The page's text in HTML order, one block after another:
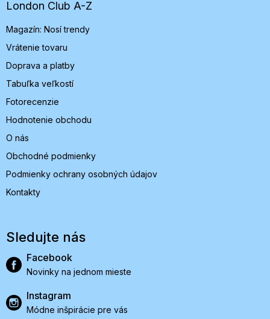
e
London Club A-Z
Magazín: Nosí trendy
Vrátenie tovaru
Doprava a platby
Tabuľka veľkostí
Fotorecenzie
Hodnotenie obchodu
O nás
Obchodné podmienky
Podmienky ochrany osobných údajov
Kontakty
Sledujte nás
Facebook
Novinky na jednom mieste
Instagram
Módne inšpirácie pre vás